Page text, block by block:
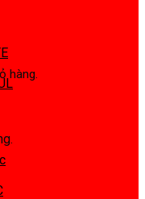
hàng.